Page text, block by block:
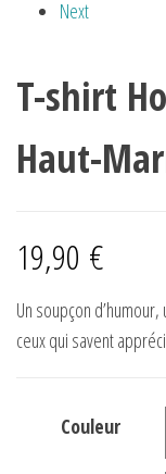
Next
T-shirt
Haut-
19,90 €
Un soupçon
ceux qui savent
Couleur